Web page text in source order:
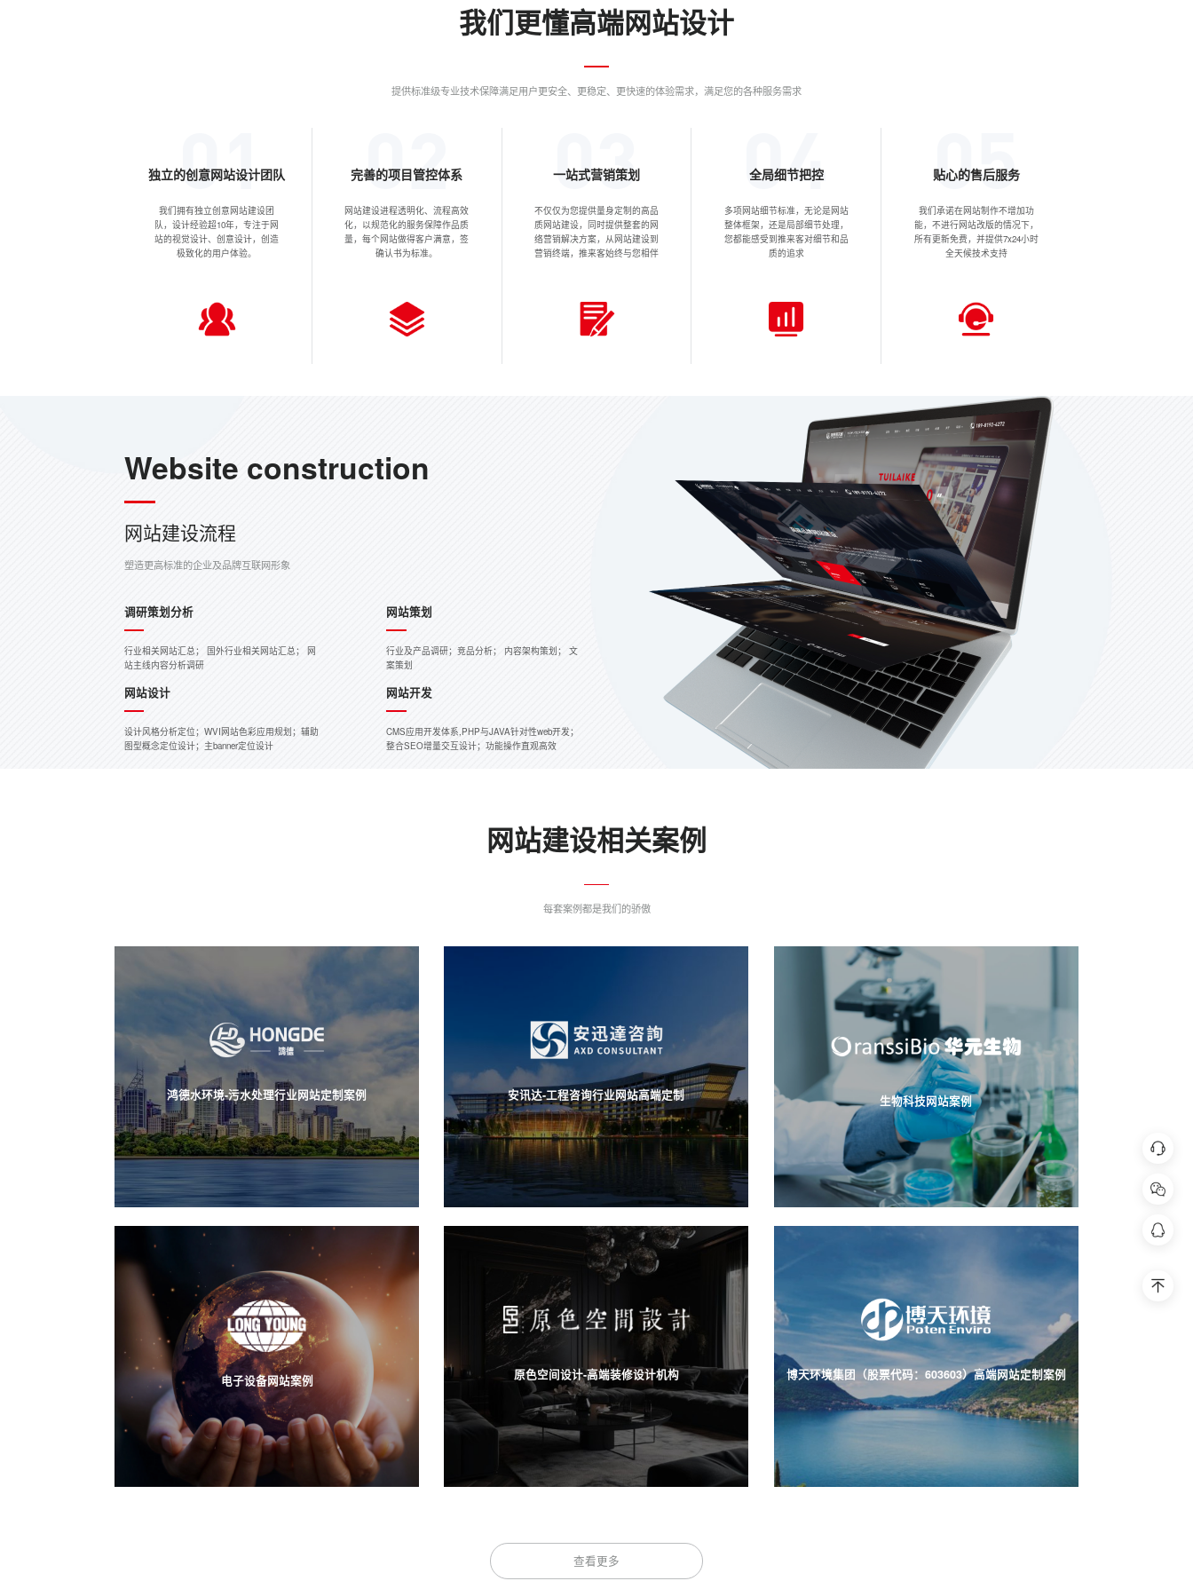
我们更懂高端网站设计
提供标准级专业技术保障满足用户更安全、更稳定、更快速的体验需求，满足您的各种服务需求
独立的创意网站设计团队
我们拥有独立创意网站建设团
队，设计经验超10年，专注于网
站的视觉设计、创意设计，创造
极致化的用户体验。
完善的项目管控体系
网站建设进程透明化、流程高效
化，以规范化的服务保障作品质
量，每个网站做得客户满意，签
确认书为标准。
一站式营销策划
不仅仅为您提供量身定制的高品
质网站建设，同时提供整套的网
络营销解决方案，从网站建设到
营销终端，推来客始终与您相伴
全局细节把控
多项网站细节标准，无论是网站
整体框架，还是局部细节处理，
您都能感受到推来客对细节和品
质的追求
贴心的售后服务
我们承诺在网站制作不增加功
能，不进行网站改版的情况下，
所有更新免费，并提供7x24小时
全天候技术支持
Website construction
网站建设流程
塑造更高标准的企业及品牌互联网形象
调研策划分析
行业相关网站汇总； 国外行业相关网站汇总； 网
站主线内容分析调研
网站策划
行业及产品调研；竞品分析； 内容架构策划； 文
案策划
网站设计
设计风格分析定位；WVI网站色彩应用规划；辅助
图型概念定位设计；主banner定位设计
网站开发
CMS应用开发体系,PHP与JAVA针对性web开发；
整合SEO增量交互设计；功能操作直观高效
网站建设相关案例
每套案例都是我们的骄傲
鸿德水环境-污水处理行业网站定制案例 安讯达-工程咨询行业网站高端定制 生物科技网站案例
电子设备网站案例 原色空间设计-高端装修设计机构 博天环境集团（股票代码：603603）高端网站定制案例
查看更多